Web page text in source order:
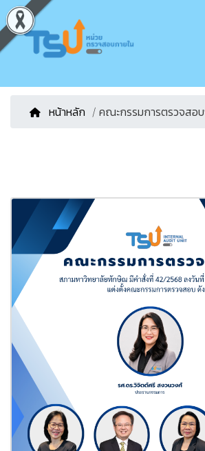
หน้าหลัก / คณะกรรมการตรวจสอ